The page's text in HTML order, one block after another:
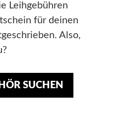
Leihgebühren
für deinen
Also,
SUCHEN